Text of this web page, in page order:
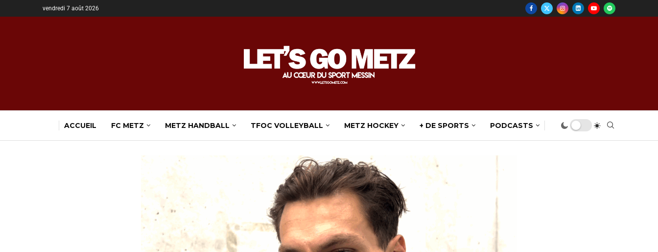
vendredi 7 août 2026
ACCUEIL FC METZ METZ HANDBALL TFOC VOLLEYBALL METZ HOCKEY + DE SPORTS PODCASTS